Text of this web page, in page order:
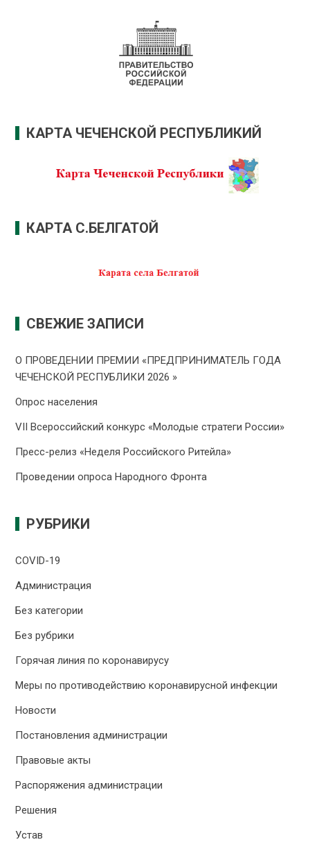
КАРТА ЧЕЧЕНСКОЙ РЕСПУБЛИКИЙ
КАРТА С.БЕЛГАТОЙ
СВЕЖИЕ ЗАПИСИ
О ПРОВЕДЕНИИ ПРЕMИИ «ПРЕДПРИНИМАТЕЛЬ ГОДА
ЧЕЧЕНСКОЙ РЕСПУБЛИКИ 2026 »
Опрос населения
VII Всероссийский конкурс «Молодые стратеги России»
Пресс-релиз «Неделя Российского Ритейла»
Проведении опроса Народного Фронта
РУБРИКИ
COVID-19
Администрация
Без категории
Без рубрики
Горячая линия по коронавирусу
Меры по противодействию коронавирусной инфекции
Новости
Постановления администрации
Правовые акты
Распоряжения администрации
Решения
Устав